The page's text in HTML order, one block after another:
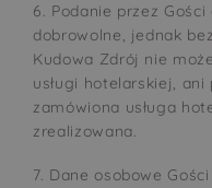
6. Podanie przez
dobrowolne, jednak
Kudowa Zdrój nie
usługi hotelarskiej,
zamówiona usługa
zrealizowana.
7. Dane osobowe